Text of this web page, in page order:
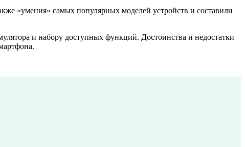
«умения» самых популярных моделей устройств и составили
и набору доступных функций. Достоинства и недостатки